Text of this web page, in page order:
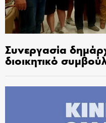
Συνεργασία
διοικητικό